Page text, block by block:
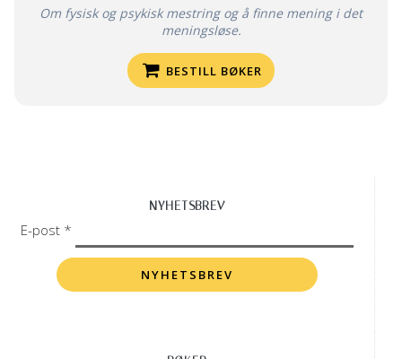
Om fysisk og psykisk mestring og å finne mening i det
meningsløse.
BESTILL BØKER
NYHETSBREV
E-post *